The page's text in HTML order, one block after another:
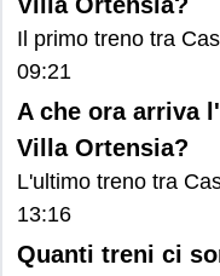
Il primo treno tra
09:21
A che ora arriva
Villa Ortensia?
L'ultimo treno tra
13:16
Quanti treni ci